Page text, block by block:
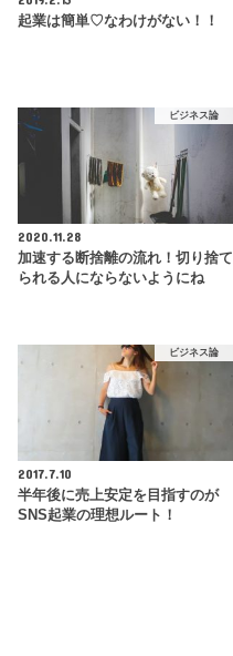
起業は簡単♡なわけがない！！
ビジネス論
2020.11.28
加速する断捨離の流れ！切り捨て
られる人にならないようにね
ビジネス論
2017.7.10
半年後に売上安定を目指すのが
SNS起業の理想ルート！